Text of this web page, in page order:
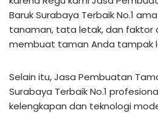
Baruk Surabaya Terbaik No.1
tanaman, tata letak, dan faktor
membuat taman Anda tampak
Selain itu, Jasa Pembuatan
Surabaya Terbaik No.1
kelengkapan dan teknologi